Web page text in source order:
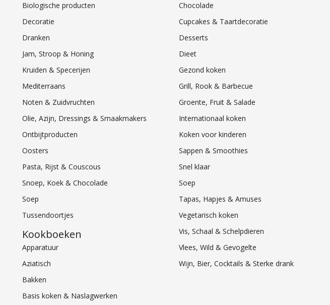
Biologische producten
Decoratie
Dranken
Jam, Stroop & Honing
Kruiden & Specerijen
Mediterraans
Noten & Zuidvruchten
Olie, Azijn, Dressings & Smaakmakers
Ontbijtproducten
Oosters
Pasta, Rijst & Couscous
Snoep, Koek & Chocolade
Soep
Tussendoortjes
Kookboeken
Apparatuur
Aziatisch
Bakken
Basis koken & Naslagwerken
Chocolade
Cupcakes & Taartdecoratie
Desserts
Dieet
Gezond koken
Grill, Rook & Barbecue
Groente, Fruit & Salade
Internationaal koken
Koken voor kinderen
Sappen & Smoothies
Snel klaar
Soep
Tapas, Hapjes & Amuses
Vegetarisch koken
Vis, Schaal & Schelpdieren
Vlees, Wild & Gevogelte
Wijn, Bier, Cocktails & Sterke drank